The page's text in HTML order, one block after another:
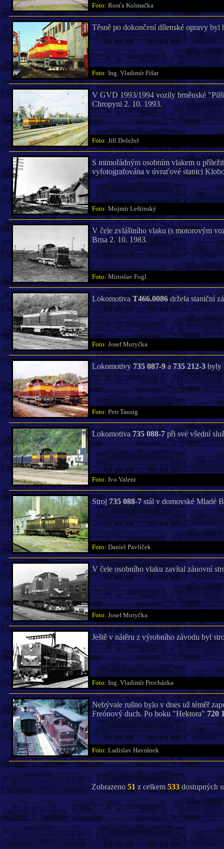
Foto: Rosťa Kolmačka
Těsně po dokončení dílenské opravy byl
Foto: Ing. Vladimír Fišar
V GVD 1993/1994 vozily brněnské
Chropyni 2. 10. 1993.
Foto: Jiří Doležel
S mimořádným osobním vlakem u
vyfotografována v úvraťové stanici
Foto: Mojmír Leštinský
V čele zvláštního vlaku (s motorovým
Brna 2. 10. 1983.
Foto: Miroslav Fogl
Lokomotiva T466.0086držela staniční
Foto: Josef Motyčka
Lokomotivy735 087-9a735 212-3byly
Foto: Petr Tausig
Lokomotiva735 088-7při své všední
Foto: Ivo Valent
Stroj 735 088-7stál v domovské Mladé
Foto: Daniel Pavlíček
V čele osobního vlaku zavítal zánovní
Foto: Josef Motyčka
Ještě v nátěru z výrobního závodu byl
Foto: Ing. Vladimír Procházka
Nebývale rušno bylo v dnes už téměř
Freónový duch. Po boku "Hektora" 720
Foto: Ladislav Havránek
Zobrazeno 51 z celkem 533dostupných